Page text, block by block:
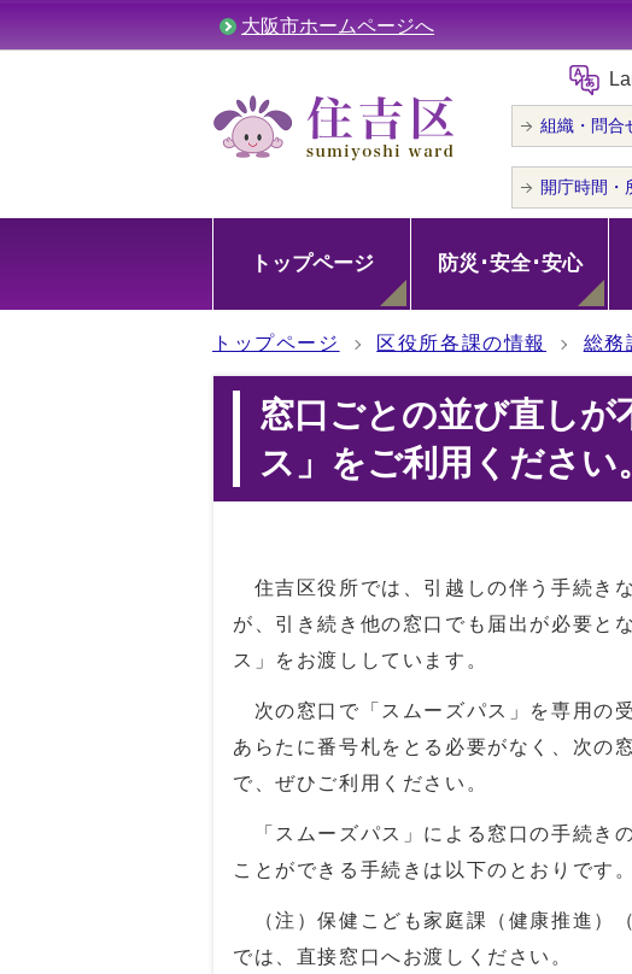
大阪市ホームページへ
組織・問合
開庁時間・
トップページ 防災･安全･安心
トップページ 区役所各課の情報 総務
窓口ごとの並び直し
ス」をご利用ください。
住吉区役所では、引越しの伴う手続き
が、引き続き他の窓口でも届出が必要と
ス」をお渡ししています。
次の窓口で「スムーズパス」を専用の
あらたに番号札をとる必要がなく、次の
で、ぜひご利用ください。
「スムーズパス」による窓口の手続き
ことができる手続きは以下のとおりです。
（注）保健こども家庭課（健康推進）
では、直接窓口へお渡しください。